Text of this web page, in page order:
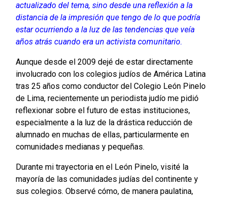
actualizado del tema, sino desde una reflexión a la
distancia de la impresión que tengo de lo que podría
estar ocurriendo a la luz de las tendencias que veía
años atrás cuando era un activista comunitario.
Aunque desde el 2009 dejé de estar directamente
involucrado con los colegios judíos de América Latina
tras 25 años como conductor del Colegio León Pinelo
de Lima, recientemente un periodista judío me pidió
reflexionar sobre el futuro de estas instituciones,
especialmente a la luz de la drástica reducción de
alumnado en muchas de ellas, particularmente en
comunidades medianas y pequeñas.
Durante mi trayectoria en el León Pinelo, visité la
mayoría de las comunidades judías del continente y
sus colegios. Observé cómo, de manera paulatina,